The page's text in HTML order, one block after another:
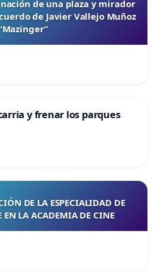
de una plaza y mirador
de Javier Vallejo Muñoz
y frenar los parques
DE LA ESPECIALIDAD DE
EN LA ACADEMIA DE CINE